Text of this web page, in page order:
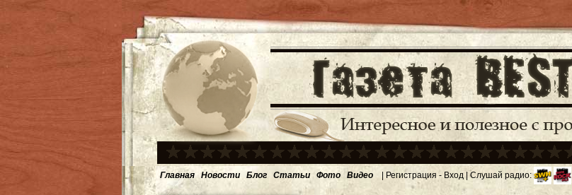
Главная Новости Блог Статьи Фото Видео | Регистрация - Вход | Слушай радио: